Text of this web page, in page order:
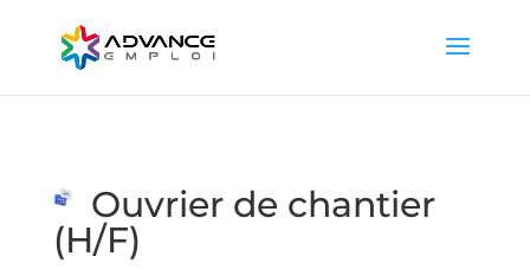
Ouvrier de chantier
(H/F)